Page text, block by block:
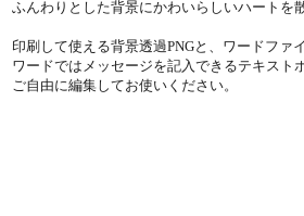
ふんわりとした背景にかわいらしいハートを
印刷して使える背景透過PNGと、ワードファ
ワードではメッセージを記入できるテキスト
ご自由に編集してお使いください。